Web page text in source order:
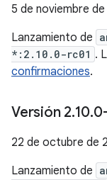
5 de noviembre
Lanzamiento de
*:2.10.0-rc01 .
confirmaciones.
Versión 2.10.
22 de octubre de
Lanzamiento de